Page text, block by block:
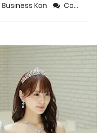
Business Kon Comment